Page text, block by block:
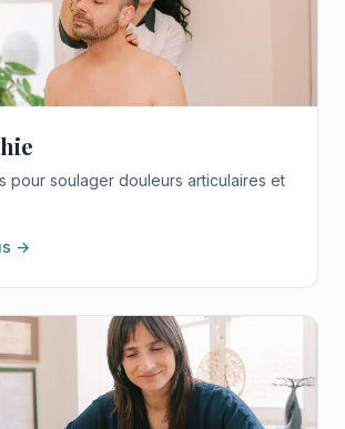
pour soulager douleurs articulaires et
→